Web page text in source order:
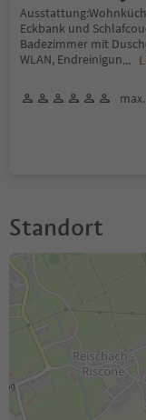
Eckbank und
Badezimmer mit
WLAN, Endreinigun...
Standort